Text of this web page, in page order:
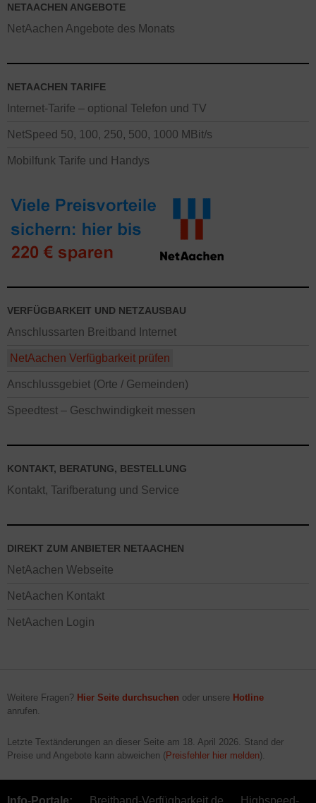
NETAACHEN ANGEBOTE
NetAachen Angebote des Monats
NETAACHEN TARIFE
Internet-Tarife – optional Telefon und TV
NetSpeed 50, 100, 250, 500, 1000 MBit/s
Mobilfunk Tarife und Handys
VERFÜGBARKEIT UND NETZAUSBAU
Anschlussarten Breitband Internet
NetAachen Verfügbarkeit prüfen
Anschlussgebiet (Orte / Gemeinden)
Speedtest – Geschwindigkeit messen
KONTAKT, BERATUNG, BESTELLUNG
Kontakt, Tarifberatung und Service
DIREKT ZUM ANBIETER NETAACHEN
NetAachen Webseite
NetAachen Kontakt
NetAachen Login
Weitere Fragen? Hier Seite durchsuchen oder unsere Hotline
anrufen.
Letzte Textänderungen an dieser Seite am 18. April 2026 . Stand der
Preise und Angebote kann abweichen (Preisfehler hier melden).
Info-Portale: Breitband-Verfügbarkeit.de Highspeed-